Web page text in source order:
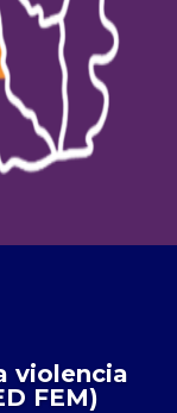
violencia
FEM)